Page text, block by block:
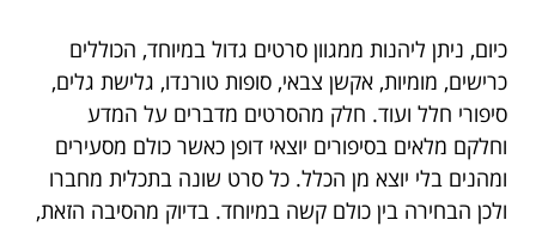
כיום, ניתן ליהנות ממגוון סרטים גדול במיוחד, הכוללים
כרישים, מומיות, אקשן צבאי, סופות טורנדו, גלישת גלים,
סיפורי חלל ועוד. חלק מהסרטים מדברים על המדע
וחלקם מלאים בסיפורים יוצאי דופן כאשר כולם מסעירים
ומהנים בלי יוצא מן הכלל. כל סרט שונה בתכלית מחברו
ולכן הבחירה בין כולם קשה במיוחד. בדיוק מהסיבה הזאת,